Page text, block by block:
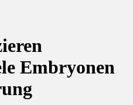
Embryonen